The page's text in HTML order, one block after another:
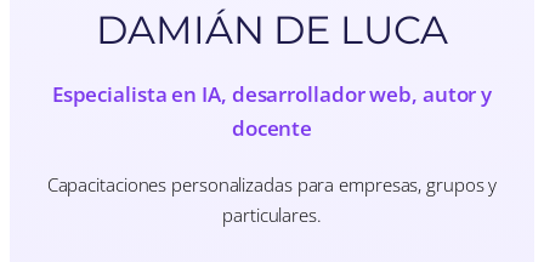
DAMIÁN DE LUCA
Especialista en IA, desarrollador web, autor y
docente
Capacitaciones personalizadas para empresas, grupos y
particulares.